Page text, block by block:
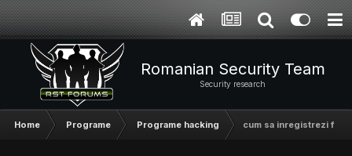
Romanian Security Team
Security research
Home Programe Programe hacking cum sa inregistrezi